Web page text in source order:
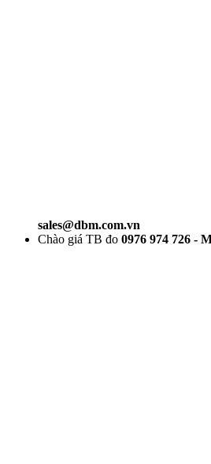
sales@dbm.com.vn
Chào giá TB đo 0976 974 726 -